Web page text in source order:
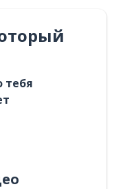
тебя